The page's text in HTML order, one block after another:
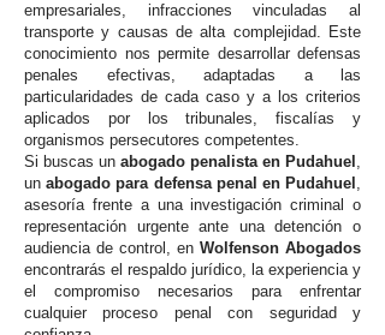
empresariales, infracciones vinculadas al
transporte y causas de alta complejidad. Este
conocimiento nos permite desarrollar defensas
penales efectivas, adaptadas a las
particularidades de cada caso y a los criterios
aplicados por los tribunales, fiscalías y
organismos persecutores competentes.
Si buscas un abogado penalista en Pudahuel ,
unabogado para defensa penal en Pudahuel ,
asesoría frente a una investigación criminal o
representación urgente ante una detención o
audiencia de control, en Wolfenson Abogados
encontrarás el respaldo jurídico, la experiencia y
el compromiso necesarios para enfrentar
cualquier proceso penal con seguridad y